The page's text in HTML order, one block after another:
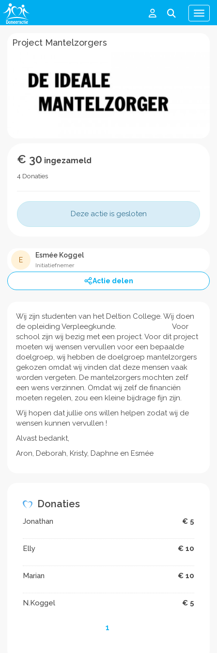
Menu
Project Mantelzorgers
€ 30 ingezameld
4 Donaties
Deze actie is gesloten
E
Esmée Koggel
Initiatiefnemer
Actie delen
Wij zijn studenten van het Deltion College. Wij doen
de opleiding Verpleegkunde. Voor
school zijn wij bezig met een project. Voor dit project
moeten wij wensen vervullen voor een bepaalde
doelgroep, wij hebben de doelgroep mantelzorgers
gekozen omdat wij vinden dat deze mensen vaak
worden vergeten. De mantelzorgers mochten zelf
een wens verzinnen. Omdat wij zelf de financiën
moeten regelen, zou een kleine bijdrage fijn zijn.
Wij hopen dat jullie ons willen helpen zodat wij de
wensen kunnen vervullen !
Alvast bedankt,
Aron, Deborah, Kristy, Daphne en Esmée
Donaties
Jonathan € 5
Elly € 10
Marian € 10
N.Koggel € 5
1